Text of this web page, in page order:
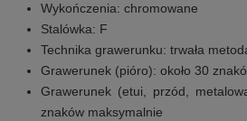
Wykończenia: chromowane
Stalówka: F
Technika grawerunku: trwała
Grawerunek (pióro): około 30
Grawerunek (etui, przód,
znaków maksymalnie